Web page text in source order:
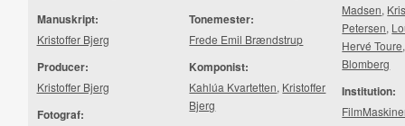
Manuskript:
Kristoffer Bjerg
Producer:
Kristoffer Bjerg
Fotograf:
Tonemester:
Frede Emil Brændstrup
Komponist:
Kahlúa Kvartetten, Kristoffer
Bjerg
Madsen,
Petersen,
Hervé Toure
Blomberg
Institution: